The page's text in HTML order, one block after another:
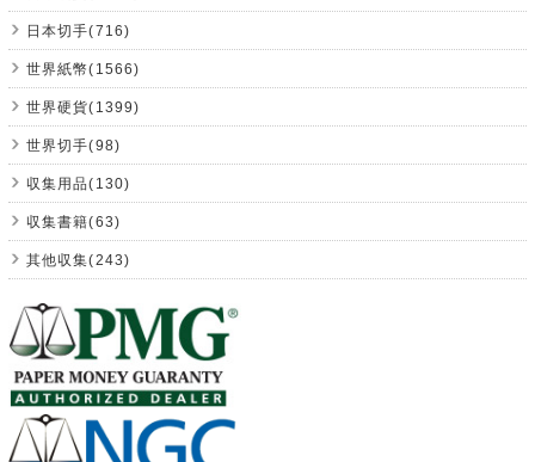
日本切手(716)
世界紙幣(1566)
世界硬貨(1399)
世界切手(98)
収集用品(130)
収集書籍(63)
其他収集(243)